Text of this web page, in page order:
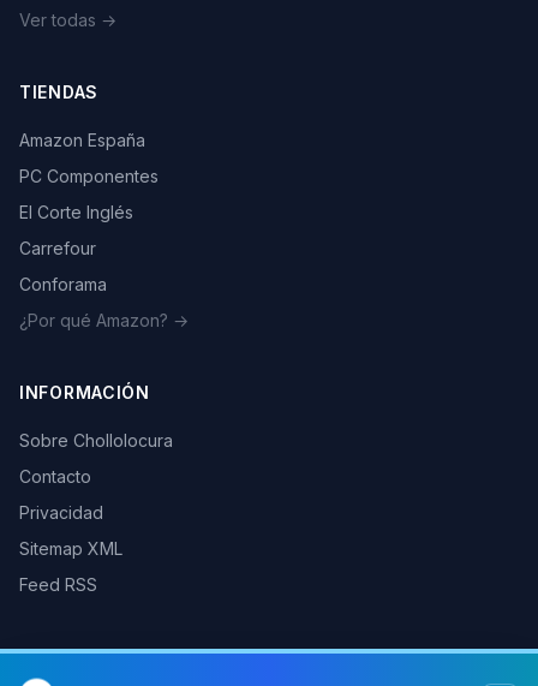
Ver todas →
TIENDAS
Amazon España
PC Componentes
El Corte Inglés
Carrefour
Conforama
¿Por qué Amazon? →
INFORMACIÓN
Sobre Chollolocura
Contacto
Privacidad
Sitemap XML
Feed RSS